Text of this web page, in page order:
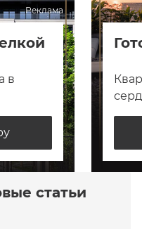
Реклама
в
статьи